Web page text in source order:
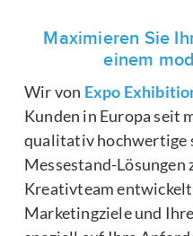
Maximieren Sie
einem
Wir von Expo
Kunden in Europa seit
qualitativ hochwertige
Messestand-Lösungen
Kreativteam
Marketingziele und